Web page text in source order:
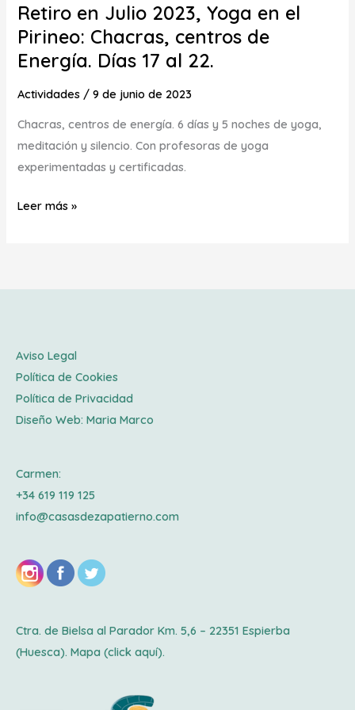
Retiro en Julio 2023, Yoga en el
Pirineo: Chacras, centros de
Energía. Días 17 al 22.
Actividades /9 de junio de 2023
Chacras, centros de energía. 6 días y 5 noches de yoga,
meditación y silencio. Con profesoras de yoga
experimentadas y certificadas.
centros
de
Energía.
al
22.
Leer más »
Aviso Legal
Política de Cookies
Política de Privacidad
Diseño Web: Maria Marco
Carmen:
+34 619 119 125
info@casasdezapatierno.com
Ctra. de Bielsa al Parador Km. 5,6 – 22351 Espierba
(Huesca). Mapa (click aquí).